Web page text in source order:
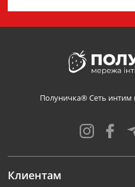
Полуничка® Сеть
Клиентам